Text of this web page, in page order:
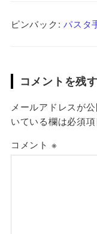
ピンバック:パスタ
コメントを残す
メールアドレスが
いている欄は必須
コメント ※